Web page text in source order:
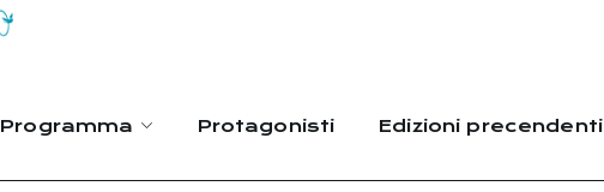
Programma Protagonisti Edizioni precendenti